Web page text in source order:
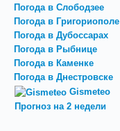
Погода в Слободзее
Погода в Григориополе
Погода в Дубоссарах
Погода в Рыбнице
Погода в Каменке
Погода в Днестровске
Gismeteo
Прогноз на 2 недели